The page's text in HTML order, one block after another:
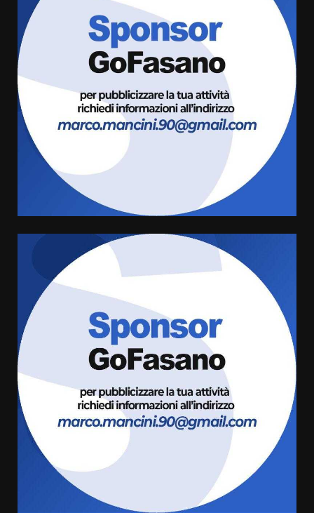
“I Contestatori: Musica di
Rivoluzione”: nuovo
appuntamento con “Fasano in
Banda”
7 Agosto 2026 06:05
US Fasano, Scianaro: “Profonda
amarezza per esclusione dal
campionato di calcio”
Fasanese ferito a colpi di arma
da fuoco
6 Agosto 2026 18:13
Carta d’identità: continua il piano
di aperture straordinarie del
Comune di Fasano
6 Agosto 2026 14:16
Grazia Neglia, coordinatrice
cittadina di Fratelli d’Italia,
pronta a tornare in Consiglio
comunale
6 Agosto 2026 08:00
Savelletri in festa, domani sera
grande spettacolo con Uccio De